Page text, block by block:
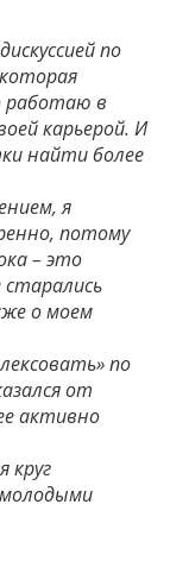
по
работаю в
карьерой. И
найти более
я
потому
– это
о моем
по
от
активно
круг